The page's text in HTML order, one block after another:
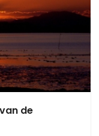
de